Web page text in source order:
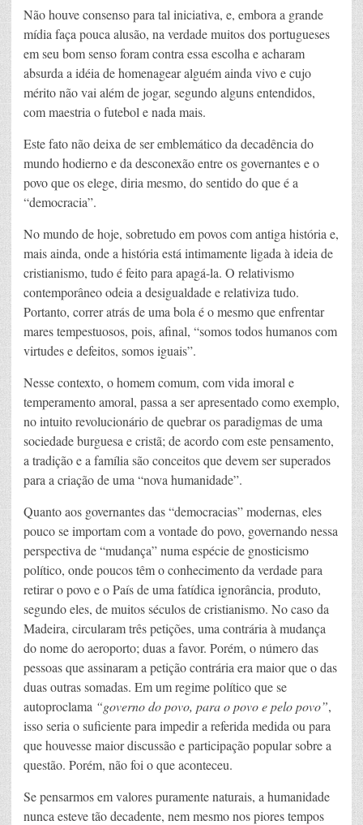
Não houve consenso para tal iniciativa, e, embora a grande
mídia faça pouca alusão, na verdade muitos dos portugueses
em seu bom senso foram contra essa escolha e acharam
absurda a idéia de homenagear alguém ainda vivo e cujo
mérito não vai além de jogar, segundo alguns entendidos,
com maestria o futebol e nada mais.
Este fato não deixa de ser emblemático da decadência do
mundo hodierno e da desconexão entre os governantes e o
povo que os elege, diria mesmo, do sentido do que é a
“democracia”.
No mundo de hoje, sobretudo em povos com antiga história e,
mais ainda, onde a história está intimamente ligada à ideia de
cristianismo, tudo é feito para apagá-la. O relativismo
contemporâneo odeia a desigualdade e relativiza tudo.
Portanto, correr atrás de uma bola é o mesmo que enfrentar
mares tempestuosos, pois, afinal, “somos todos humanos com
virtudes e defeitos, somos iguais”.
Nesse contexto, o homem comum, com vida imoral e
temperamento amoral, passa a ser apresentado como exemplo,
no intuito revolucionário de quebrar os paradigmas de uma
sociedade burguesa e cristã; de acordo com este pensamento,
a tradição e a família são conceitos que devem ser superados
para a criação de uma “nova humanidade”.
Quanto aos governantes das “democracias” modernas, eles
pouco se importam com a vontade do povo, governando nessa
perspectiva de “mudança” numa espécie de gnosticismo
político, onde poucos têm o conhecimento da verdade para
retirar o povo e o País de uma fatídica ignorância, produto,
segundo eles, de muitos séculos de cristianismo. No caso da
Madeira, circularam três petições, uma contrária à mudança
do nome do aeroporto; duas a favor. Porém, o número das
pessoas que assinaram a petição contrária era maior que o das
duas outras somadas. Em um regime político que se
autoproclama “governo do povo, para o povo e pelo povo”,
isso seria o suficiente para impedir a referida medida ou para
que houvesse maior discussão e participação popular sobre a
questão. Porém, não foi o que aconteceu.
Se pensarmos em valores puramente naturais, a humanidade
nunca esteve tão decadente, nem mesmo nos piores tempos